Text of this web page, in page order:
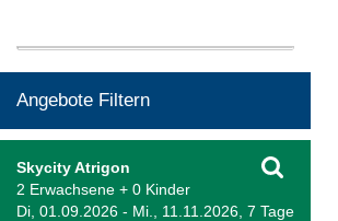
Angebote Filtern
Skycity Atrigon
2 Erwachsene + 0 Kinder
Di, 01.09.2026 - Mi., 11.11.2026, 7 Tage